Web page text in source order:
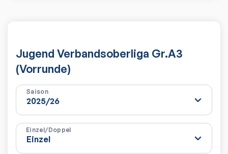
Jugend Verbandsoberliga Gr.A3
(Vorrunde)
Saison
Einzel/Doppel